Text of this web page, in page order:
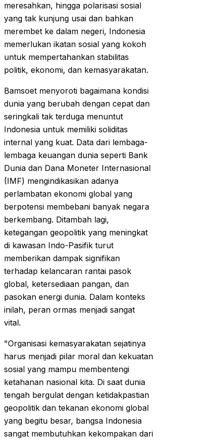
meresahkan, hingga polarisasi sosial
yang tak kunjung usai dan bahkan
merembet ke dalam negeri, Indonesia
memerlukan ikatan sosial yang kokoh
untuk mempertahankan stabilitas
politik, ekonomi, dan kemasyarakatan.
Bamsoet menyoroti bagaimana kondisi
dunia yang berubah dengan cepat dan
seringkali tak terduga menuntut
Indonesia untuk memiliki soliditas
internal yang kuat. Data dari lembaga-
lembaga keuangan dunia seperti Bank
Dunia dan Dana Moneter Internasional
(IMF) mengindikasikan adanya
perlambatan ekonomi global yang
berpotensi membebani banyak negara
berkembang. Ditambah lagi,
ketegangan geopolitik yang meningkat
di kawasan Indo-Pasifik turut
memberikan dampak signifikan
terhadap kelancaran rantai pasok
global, ketersediaan pangan, dan
pasokan energi dunia. Dalam konteks
inilah, peran ormas menjadi sangat
vital.
"Organisasi kemasyarakatan sejatinya
harus menjadi pilar moral dan kekuatan
sosial yang mampu membentengi
ketahanan nasional kita. Di saat dunia
tengah bergulat dengan ketidakpastian
geopolitik dan tekanan ekonomi global
yang begitu besar, bangsa Indonesia
sangat membutuhkan kekompakan dari